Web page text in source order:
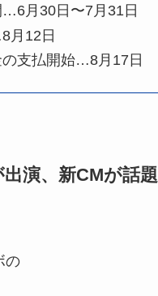
月30日〜7月31日
月12日
の支払開始…8月17日
演、新CMが話題
の